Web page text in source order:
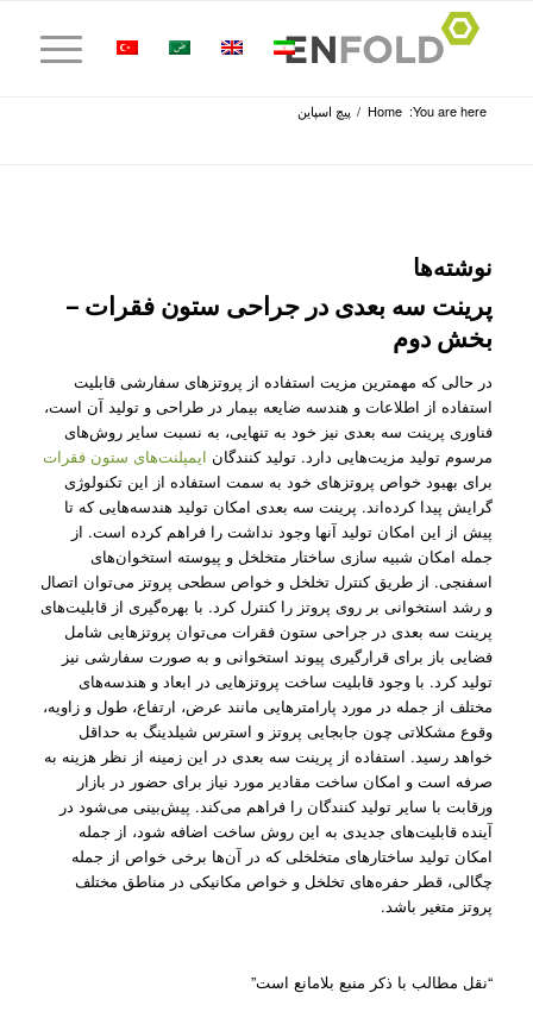
You are here:
Home
/ پیچ اسپاین
نوشته‌ها
پرینت سه بعدی در جراحی ستون فقرات –
بخش دوم
در حالی که مهمترین مزیت استفاده از پروتز‌های سفارشی قابلیت
استفاده از اطلاعات و هندسه ضایعه بیمار در طراحی و تولید آن است،
فناوری پرینت سه بعدی نیز خود به تنهایی، به نسبت سایر روش‌‌های
مرسوم تولید مزیت‌هایی دارد. تولید کنندگان ایمپلنت‌های ستون فقرات
برای بهبود خواص پروتز‌های خود به سمت استفاده از این تکنولوژی
گرایش پیدا کرده‌اند. پرینت سه بعدی امکان تولید هندسه‌هایی که تا
پیش از این امکان تولید آنها وجود نداشت را فراهم کرده است. از
جمله امکان شبیه سازی ساختار متخلخل و پیوسته استخوان‌های
اسفنجی. از طریق کنترل تخلخل و خواص سطحی پروتز می‌توان اتصال
و رشد استخوانی بر روی پروتز را کنترل کرد. با بهره‌گیری از قابلیت‌های
پرینت سه بعدی در جراحی ستون فقرات می‌توان پروتز‌هایی شامل
فضایی باز برای قرارگیری پیوند استخوانی و به صورت سفارشی نیز
تولید کرد. با وجود قابلیت ساخت پروتز‌هایی در ابعاد و هندسه‌های
مختلف از جمله در مورد پارامترها‌یی مانند عرض، ارتفاع، طول و زاویه،
وقوع مشکلاتی چون جابجایی پروتز و استرس شیلدینگ به حداقل
خواهد رسید. استفاده از پرینت سه بعدی در این زمینه از نظر هزینه به
صرفه است و امکان ساخت مقادیر مورد نیاز برای حضور در بازار
ورقابت با سایر تولید کنندگان را فراهم می‌کند. پیش‌بینی می‌شود در
آینده قابلیت‌های جدیدی به این روش ساخت اضافه شود، از جمله
امکان تولید ساختار‌های متخلخلی که در آن‌‌ها برخی خواص از جمله
چگالی، قطر حفره‌های تخلخل و خواص مکانیکی در مناطق مختلف
پروتز متغیر باشد.
“نقل مطالب با ذکر منبع بلامانع است”